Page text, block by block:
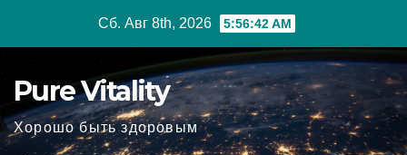
Сб. Авг 8th, 2026 5:56:43 AM
Pure Vitality
Хорошо быть здоровым